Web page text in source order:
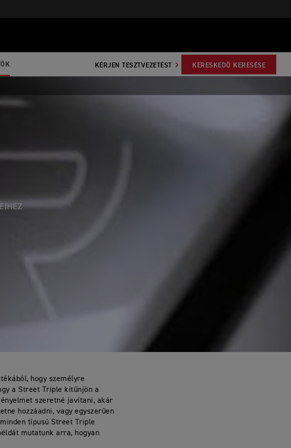
KÉRJEN TESZTVEZETÉST KERESKEDŐ KERESÉSE
hogy személyre
a Street Triple kitűnjön a
szeretné javítani, akár
hozzáadni, vagy egyszerűen
típusú Street Triple
mutatunk arra, hogyan